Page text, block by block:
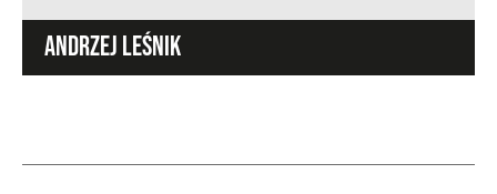
ANDRZEJ LEŚNIK